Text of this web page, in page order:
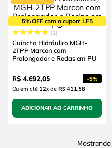
5% OFF com o cupom LF5
1
Guincho Hidráulico MGH-
2TPP Marcon com
Prolongador e Rodas em PU
R$ 4.692,05 -5%
Ou em até 12xde R$ 411,58
ADICIONAR AO CARRINHO
Mostrando